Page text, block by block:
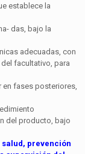
esta­blece la
das, bajo la
adecuadas, con
facultativo, para
en fases posteriores,
del producto, bajo
pre­vención